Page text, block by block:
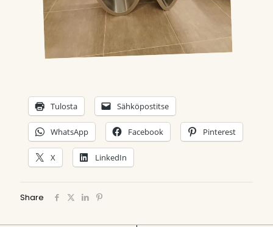
Tulosta Sähköpostitse
WhatsApp Facebook Pinterest
X LinkedIn
Share